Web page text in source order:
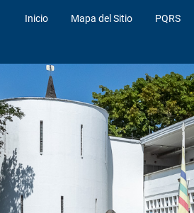
Inicio Mapa del Sitio PQRS